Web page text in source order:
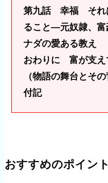
第九話 幸福 それ
ること―元奴隷、富
ナダの愛ある教え
おわりに 富が支え
（物語の舞台とその
付記
おすすめのポイント